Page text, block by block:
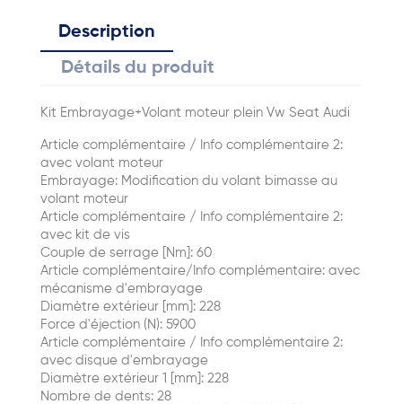
Description
Détails du produit
Kit Embrayage+Volant moteur plein Vw Seat Audi
Article complémentaire / Info complémentaire 2:
avec volant moteur
Embrayage: Modification du volant bimasse au
volant moteur
Article complémentaire / Info complémentaire 2:
avec kit de vis
Couple de serrage [Nm]: 60
Article complémentaire/Info complémentaire: avec
mécanisme d'embrayage
Diamètre extérieur [mm]: 228
Force d'éjection (N): 5900
Article complémentaire / Info complémentaire 2:
avec disque d'embrayage
Diamètre extérieur 1 [mm]: 228
Nombre de dents: 28